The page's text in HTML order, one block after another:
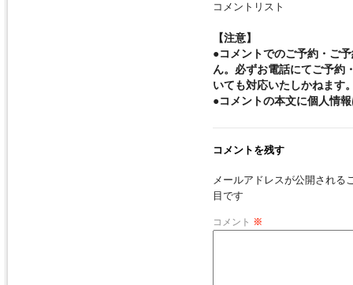
コメントリスト
【注意】
●コメントでのご予約・ご
ん。必ずお電話にてご予約
いても対応いたしかねます
●コメントの本文に個人情
コメントを残す
メールアドレスが公開される
目です
コメント ※